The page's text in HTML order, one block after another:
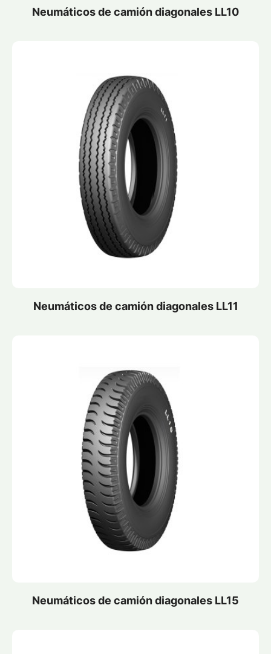
Neumáticos de camión diagonales LL10
Neumáticos de camión diagonales LL11
Neumáticos de camión diagonales LL15